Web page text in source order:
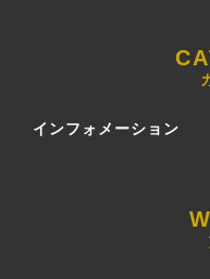
インフォメーション